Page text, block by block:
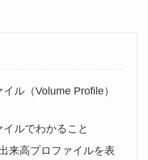
ル（Volume Profile）
ルでわかること
来高プロファイルを表